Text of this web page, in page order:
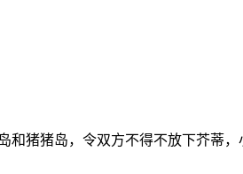
猪猪岛，令双方不得不放下芥蒂